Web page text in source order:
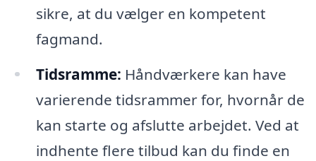
sikre, at du vælger en kompetent
fagmand.
Tidsramme: Håndværkere kan have
varierende tidsrammer for, hvornår de
kan starte og afslutte arbejdet. Ved at
indhente flere tilbud kan du finde en